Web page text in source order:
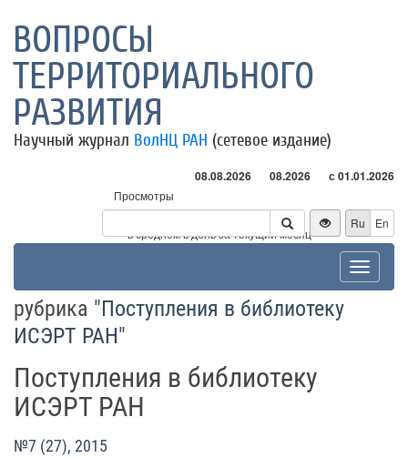
ВОПРОСЫ
ТЕРРИТОРИАЛЬНОГО
РАЗВИТИЯ
Научный журнал ВолНЦ РАН (сетевое издание)
08.08.2026 08.2026 с 01.01.2026
Просмотры
Посетители
* - в среднем в день за текущий месяц
Ru En
Toggle
рубрика "Поступления в библиотеку
ИСЭРТ РАН"
Поступления в библиотеку
ИСЭРТ РАН
№7 (27), 2015